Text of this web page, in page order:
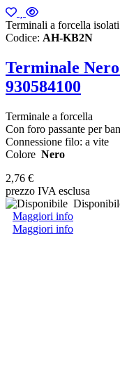
Terminali a forcella isolati
Codice: AH-KB2N
Terminale
930584100
Terminale a forcella
Con foro passante per
Connessione filo: a vite
Colore Nero
2,76 €
prezzo IVA esclusa
Maggiori info
Maggiori info